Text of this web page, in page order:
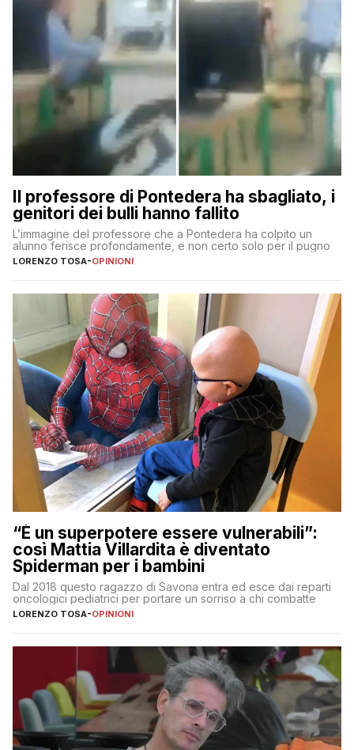
Il professore di Pontedera ha sbagliato, i
genitori dei bulli hanno fallito
L’immagine del professore che a Pontedera ha colpito un
alunno ferisce profondamente, e non certo solo per il pugno
LORENZO TOSA-OPINIONI
“È un superpotere essere vulnerabili”:
così Mattia Villardita è diventato
Spiderman per i bambini
Dal 2018 questo ragazzo di Savona entra ed esce dai reparti
oncologici pediatrici per portare un sorriso a chi combatte
LORENZO TOSA-OPINIONI